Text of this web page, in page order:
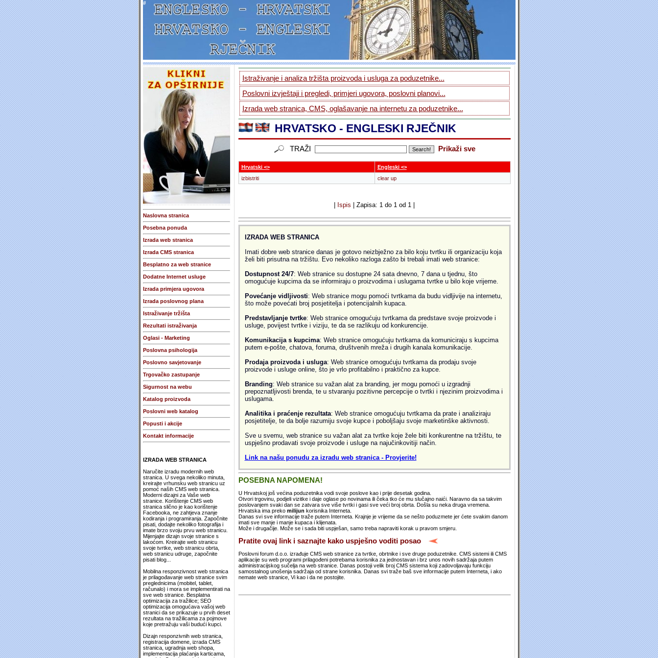
#
Naslovna stranica
Posebna ponuda
Izrada web stranica
Izrada CMS stranica
Besplatno za web stranice
Dodatne Internet usluge
Izrada primjera ugovora
Izrada poslovnog plana
Istraživanje tržišta
Rezultati istraživanja
Oglasi - Marketing
Poslovna psihologija
Poslovno savjetovanje
Trgovačko zastupanje
Sigurnost na webu
Katalog proizvoda
Poslovni web katalog
Popusti i akcije
Kontakt informacije
IZRADA WEB STRANICA
Naručite izradu modernih web
stranica. U svega nekoliko minuta,
kreirajte vrhunsku web stranicu uz
pomoć naših CMS web stranica.
Moderni dizajni za Vaše web
stranice. Korištenje CMS web
stranica slično je kao korištenje
Facebooka, ne zahtjeva znanje
kodiranja i programiranja. Započnite
pisati, dodajte nekoliko fotografija i
imate brzo svoju prvu web stranicu.
Mijenjajte dizajn svoje stranice s
lakoćom. Kreirajte web stranicu
svoje tvrtke, web stranicu obrta,
web stranicu udruge, započnite
pisati blog...
Mobilna responzivnost web stranica
je prilagođavanje web stranice svim
preglednicima (mobitel, tablet,
računalo) i mora se implementirati na
sve web stranice. Besplatna
optimizacija za tražilice; SEO
optimizacija omogućava vašoj web
stranici da se prikazuje u prvih deset
rezultata na tražilicama za pojmove
koje pretražuju vaši budući kupci.
Dizajn responzivnih web stranica,
registracija domene, izrada CMS
stranica, ugradnja web shopa,
implementacija plaćanja karticama,
Istraživanje i analiza tržišta proizvoda i usluga za poduzetnike...
Poslovni izvještaji i pregledi, primjeri ugovora, poslovni planovi...
Izrada web stranica, CMS, oglašavanje na internetu za poduzetnike...
HRVATSKO - ENGLESKI RJEČNIK
TRAŽI Prikaži sve
Hrvatski <>
Engleski <>
izbistriti
clear up
Ispis | Zapisa: 1 do 1 od 1 |
IZRADA WEB STRANICA
Imati dobre web stranice danas je gotovo neizbježno za bilo koju tvrtku ili organizaciju koja
želi biti prisutna na tržištu. Evo nekoliko razloga zašto bi trebali imati web stranice:
Dostupnost 24/7: Web stranice su dostupne 24 sata dnevno, 7 dana u tjednu, što
omogućuje kupcima da se informiraju o proizvodima i uslugama tvrtke u bilo koje vrijeme.
Povećanje vidljivosti: Web stranice mogu pomoći tvrtkama da budu vidljivije na internetu,
što može povećati broj posjetitelja i potencijalnih kupaca.
Predstavljanje tvrtke: Web stranice omogućuju tvrtkama da predstave svoje proizvode i
usluge, povijest tvrtke i viziju, te da se razlikuju od konkurencije.
Komunikacija s kupcima: Web stranice omogućuju tvrtkama da komuniciraju s kupcima
putem e-pošte, chatova, foruma, društvenih mreža i drugih kanala komunikacije.
Prodaja proizvoda i usluga: Web stranice omogućuju tvrtkama da prodaju svoje
proizvode i usluge online, što je vrlo profitabilno i praktično za kupce.
Branding: Web stranice su važan alat za branding, jer mogu pomoći u izgradnji
prepoznatljivosti brenda, te u stvaranju pozitivne percepcije o tvrtki i njezinim proizvodima i
uslugama.
Analitika i praćenje rezultata: Web stranice omogućuju tvrtkama da prate i analiziraju
posjetitelje, te da bolje razumiju svoje kupce i poboljšaju svoje marketinške aktivnosti.
Sve u svemu, web stranice su važan alat za tvrtke koje žele biti konkurentne na tržištu, te
uspješno prodavati svoje proizvode i usluge na najučinkovitiji način.
Link na našu ponudu za izradu web stranica - Provjerite!
POSEBNA NAPOMENA!
U Hrvatskoj još većina poduzetnika vodi svoje poslove kao i prije desetak godina.
Otvori trgovinu, podjeli vizitke i daje oglase po novinama ili čeka tko će mu slučajno naići. Naravno da sa takvim
poslovanjem svaki dan se zatvara sve više tvrtki i gasi sve veći broj obrta. Došla su neka druga vremena.
Hrvatska ima preko milijun korisnika Interneta.
Danas svi sve informacije traže putem Interneta. Krajnje je vrijeme da se nešto poduzmete jer ćete svakim danom
imati sve manje i manje kupaca i klijenata.
Može i drugačije. Može se i sada biti uspješan, samo treba napraviti korak u pravom smjeru.
Pratite ovaj link i saznajte kako uspješno voditi posao
Poslovni forum d.o.o. izrađuje CMS web stranice za tvrtke, obrtnike i sve druge poduzetnike. CMS sistemi ili CMS
aplikacije su web programi prilagođeni potrebama korisnika za jednostavan i brz unos novih sadržaja putem
administracijskog sučelja na web stranice. Danas postoji velik broj CMS sistema koji zadovoljavaju funkciju
samostalnog unošenja sadržaja od strane korisnika. Danas svi traže baš sve informacije putem Interneta, i ako
nemate web stranice, Vi kao i da ne postojite.